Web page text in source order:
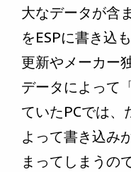
大なデータが含
をESPに書き込
更新やメーカー
データによって
ていたPCでは、
よって書き込み
まってしまうの